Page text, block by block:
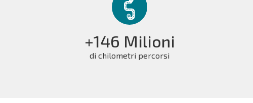
+146 Milioni
di chilometri percorsi